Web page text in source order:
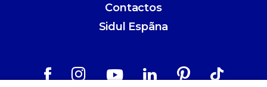
Contactos
Sidul Espãna